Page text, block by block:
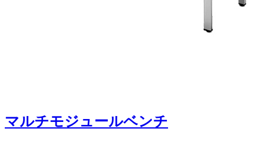
マルチモジュールベンチ